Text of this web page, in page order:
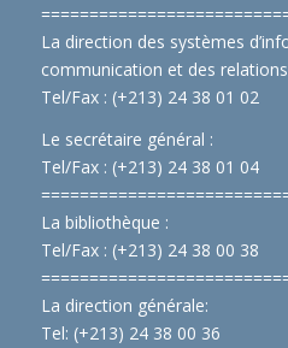
La direction des systèmes
communication et des
Tel/Fax : (+213) 24 38 01 02
Le secrétaire général :
Tel/Fax : (+213) 24 38 01 04
La bibliothèque :
Tel/Fax : (+213) 24 38 00 38
La direction générale:
Tel: (+213) 24 38 00 36